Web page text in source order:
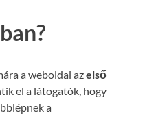
a weboldal azelső
el a látogatók, hogy
a